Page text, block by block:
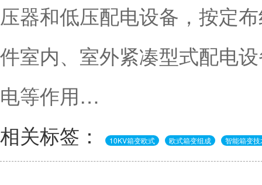
压器和低压配电设备，按定
件室内、室外紧凑型式配电
电等作用…
相关标签：
10KV箱变欧式 欧式箱变组成 智能箱变